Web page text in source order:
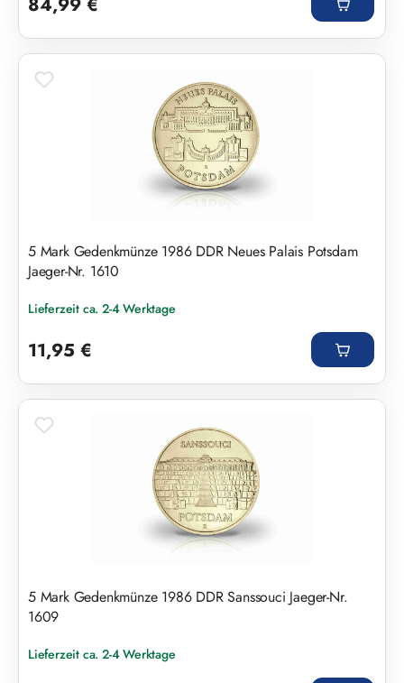
5 Mark Gedenkmünze 1986 DDR Neues Palais Potsdam
Jaeger-Nr. 1610
Lieferzeit ca. 2-4 Werktage
11,95 €
5 Mark Gedenkmünze 1986 DDR Sanssouci Jaeger-Nr.
1609
Lieferzeit ca. 2-4 Werktage